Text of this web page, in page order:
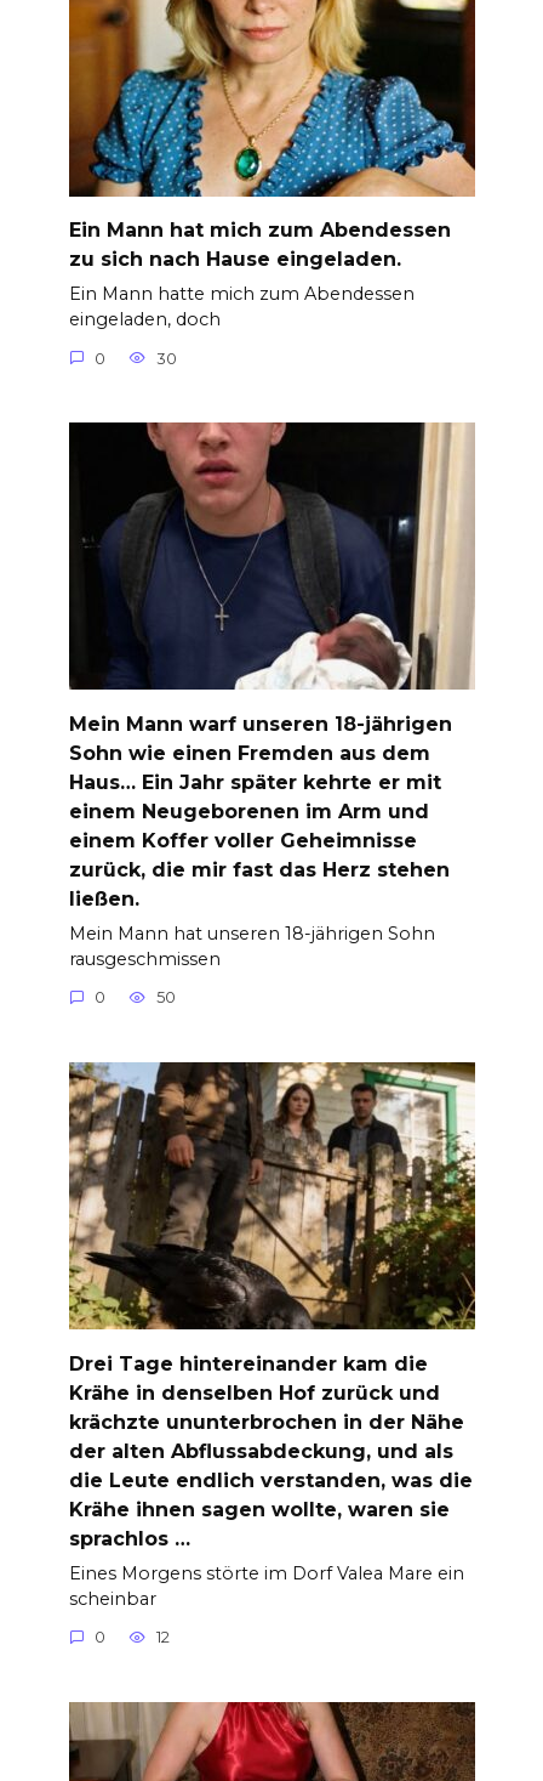
Ein Mann hat mich zum Abendessen
zu sich nach Hause eingeladen.
Ein Mann hatte mich zum Abendessen
eingeladen, doch
0 30
Mein Mann warf unseren 18-jährigen
Sohn wie einen Fremden aus dem
Haus… Ein Jahr später kehrte er mit
einem Neugeborenen im Arm und
einem Koffer voller Geheimnisse
zurück, die mir fast das Herz stehen
ließen.
Mein Mann hat unseren 18-jährigen Sohn
rausgeschmissen
0 50
Drei Tage hintereinander kam die
Krähe in denselben Hof zurück und
krächzte ununterbrochen in der Nähe
der alten Abflussabdeckung, und als
die Leute endlich verstanden, was die
Krähe ihnen sagen wollte, waren sie
sprachlos …
Eines Morgens störte im Dorf Valea Mare ein
scheinbar
0 12